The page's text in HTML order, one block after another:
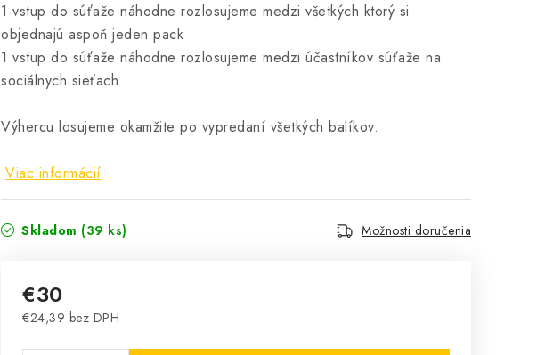
1 vstup do súťaže náhodne rozlosujeme medzi všetkých ktorý si
objednajú aspoň jeden pack
1 vstup do súťaže náhodne rozlosujeme medzi účastníkov súťaže na
sociálnych sieťach
Výhercu losujeme okamžite po vypredaní všetkých balíkov.
Viac informácií
Skladom (39 ks) Možnosti doručenia
€30
€24,39 bez DPH